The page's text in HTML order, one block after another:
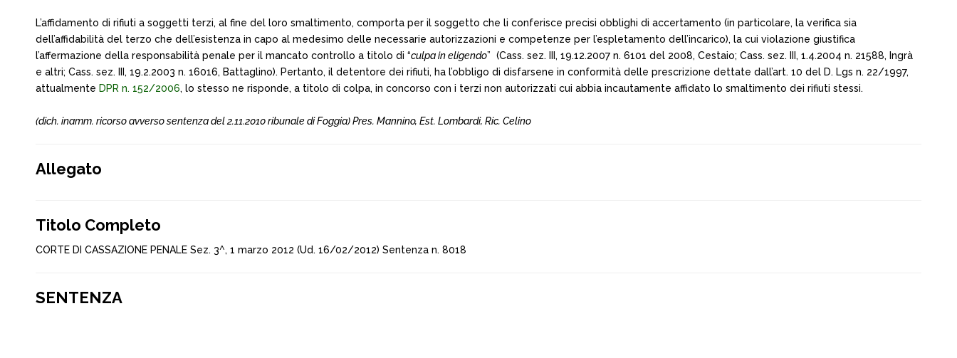
L’affidamento di rifiuti a soggetti terzi, al fine del loro smaltimento, comporta per il soggetto che li conferisce precisi obblighi di accertamento (in particolare, la verifica sia
dell’affidabilità del terzo che dell’esistenza in capo al medesimo delle necessarie autorizzazioni e competenze per l’espletamento dell’incarico), la cui violazione giustifica
l’affermazione della responsabilità penale per il mancato controllo a titolo di “culpa in eligendo” (Cass. sez. III, 19.12.2007 n. 6101 del 2008, Cestaio; Cass. sez. III, 1.4.2004 n. 21588, Ingrà
e altri; Cass. sez. III, 19.2.2003 n. 16016, Battaglino). Pertanto, il detentore dei rifiuti, ha l’obbligo di disfarsene in conformità delle prescrizione dettate dall’art. 10 del D. Lgs n. 22/1997,
attualmente DPR n. 152/2006, lo stesso ne risponde, a titolo di colpa, in concorso con i terzi non autorizzati cui abbia incautamente affidato lo smaltimento dei rifiuti stessi.
(dich. inamm. ricorso avverso sentenza del 2.11.2010 ribunale di Foggia) Pres. Mannino, Est. Lombardi, Ric. Celino
Allegato
Titolo Completo
CORTE DI CASSAZIONE PENALE Sez. 3^, 1 marzo 2012 (Ud. 16/02/2012) Sentenza n. 8018
SENTENZA